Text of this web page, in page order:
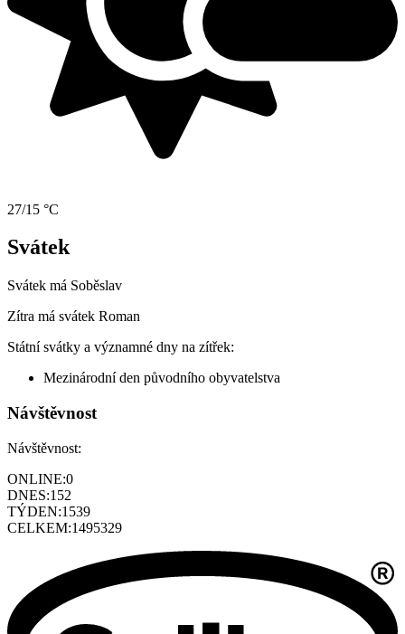
27/15 °C
Svátek
Svátek má Soběslav
Zítra má svátek Roman
Státní svátky a významné dny na zítřek:
Mezinárodní den původního obyvatelstva
Návštěvnost
Návštěvnost:
ONLINE:0
DNES:152
TÝDEN:1539
CELKEM:1495329